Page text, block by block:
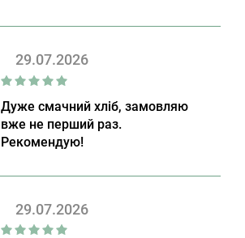
29.07.2026
Дуже смачний хліб, замовляю
вже не перший раз.
Рекомендую!
29.07.2026